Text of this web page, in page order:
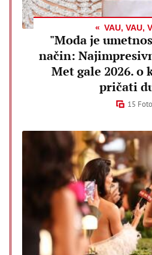
VAU, VAU,
"Moda je
način:
Met gale 2026. o
pričati
15 Foto